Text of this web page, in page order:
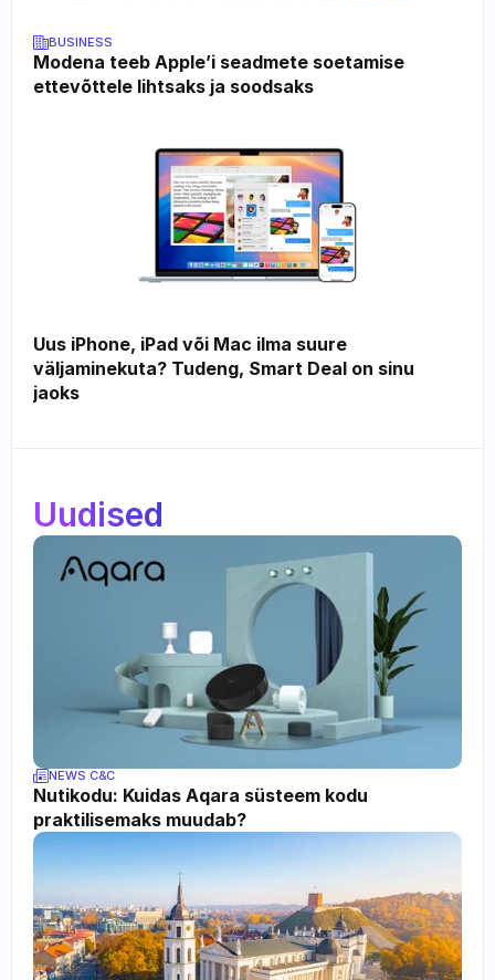
BUSINESS
Modena teeb Apple’i seadmete soetamise
ettevõttele lihtsaks ja soodsaks
Uus iPhone, iPad või Mac ilma suure
väljaminekuta? Tudeng, Smart Deal on sinu
jaoks
Uudised
NEWS C&C
Nutikodu: Kuidas Aqara süsteem kodu
praktilisemaks muudab?